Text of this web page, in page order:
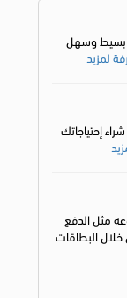
بسيط وسهل
لمزيد
إحتياجاتك
مثل الدفع
خلال البطاقات